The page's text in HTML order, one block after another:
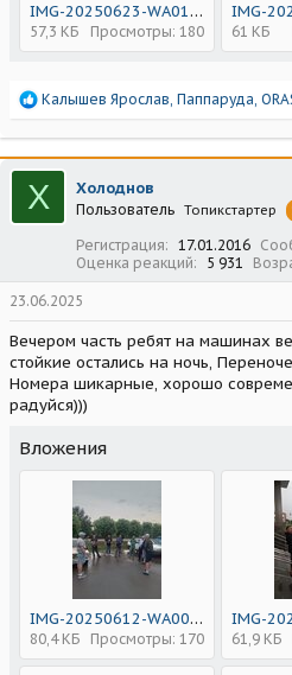
IMG-20250623-WA0103.jpg
57,3 КБ Просмотры: 180 61 КБ
Р
а
к
ц
и
и
Калышев Ярослав, Паппаруда,
Х Холоднов
Пользователь Топикстартер
Регистрация 17.01.2016
Оценка реакций
5 931
23.06.2025
Вечером часть ребят на машинах
стойкие остались на ночь,
Номера шикарные, хорошо
радуйся)))
Вложения
IMG-20250612-WA0052.jpg
80,4 КБ Просмотры: 170 61,9 КБ